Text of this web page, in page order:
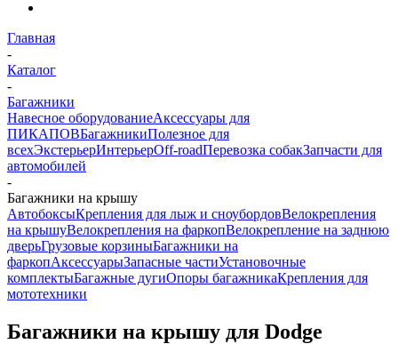
Главная
-
Каталог
-
Багажники
Навесное оборудованиеАксессуары для
ПИКАПОВБагажникиПолезное для
всехЭкстерьерИнтерьерOff-roadПеревозка собакЗапчасти для
автомобилей
-
Багажники на крышу
АвтобоксыКрепления для лыж и сноубордовВелокрепления
на крышуВелокрепления на фаркопВелокрепление на заднюю
дверьГрузовые корзиныБагажники на
фаркопАксессуарыЗапасные частиУстановочные
комплектыБагажные дугиОпоры багажникаКрепления для
мототехники
Багажники на крышу для Dodge